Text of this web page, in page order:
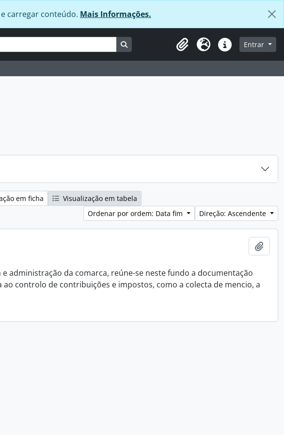
carregar conteúdo. Mais Informações.
Busque na página de navegação
Área de transferência
Idioma Ligações rápidas
Entrar
em ficha
Visualização em tabela
Ordenar por ordem: Data fim
Direção: Ascendente
administração da comarca, reúne-se neste fundo a documentação
controlo de contribuições e impostos, como a colecta de mencio, a